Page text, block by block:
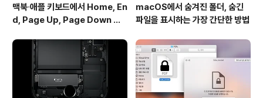
맥북∙애플 키보드에서 Home, En
d, Page Up, Page Down 키
macOS에서 숨겨진 폴더, 숨긴
파일을 표시하는 가장 간단한 방법